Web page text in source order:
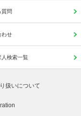
質問
わせ
人検索一覧
扱いについて